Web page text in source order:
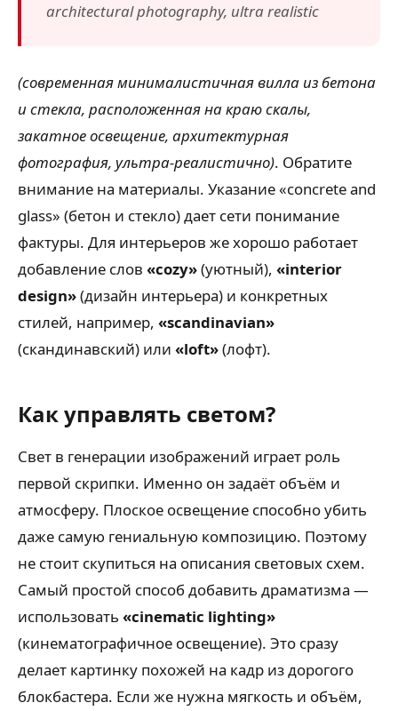
architectural photography, ultra realistic
(современная минималистичная вилла из бетона
и стекла, расположенная на краю скалы,
закатное освещение, архитектурная
фотография, ультра-реалистично). Обратите
внимание на материалы. Указание «concrete and
glass» (бетон и стекло) дает сети понимание
фактуры. Для интерьеров же хорошо работает
добавление слов «cozy»(уютный), «interior
design»(дизайн интерьера) и конкретных
стилей, например, «scandinavian»
(скандинавский) или «loft»(лофт).
Как управлять светом?
Свет в генерации изображений играет роль
первой скрипки. Именно он задаёт объём и
атмосферу. Плоское освещение способно убить
даже самую гениальную композицию. Поэтому
не стоит скупиться на описания световых схем.
Самый простой способ добавить драматизма —
использовать «cinematic lighting»
(кинематографичное освещение). Это сразу
делает картинку похожей на кадр из дорогого
блокбастера. Если же нужна мягкость и объём,